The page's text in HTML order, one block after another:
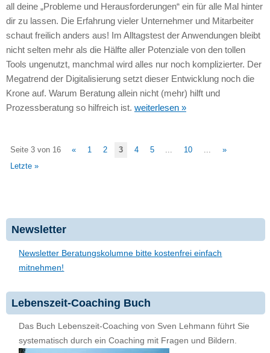
all deine „Probleme und Herausforderungen“ ein für alle Mal hinter
dir zu lassen. Die Erfahrung vieler Unternehmer und Mitarbeiter
schaut freilich anders aus! Im Alltagstest der Anwendungen bleibt
nicht selten mehr als die Hälfte aller Potenziale von den tollen
Tools ungenutzt, manchmal wird alles nur noch komplizierter. Der
Megatrend der Digitalisierung setzt dieser Entwicklung noch die
Krone auf. Warum Beratung allein nicht (mehr) hilft und
Prozessberatung so hilfreich ist. weiterlesen »
Seite 3 von 16 « 1 2 3 4 5 10
»
Letzte »
Newsletter
Newsletter Beratungskolumne bitte kostenfrei einfach
mitnehmen!
Lebenszeit-Coaching Buch
Das Buch Lebenszeit-Coaching von Sven Lehmann führt Sie
systematisch durch ein Coaching mit Fragen und Bildern.